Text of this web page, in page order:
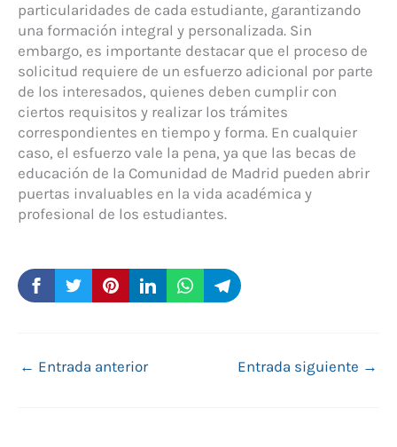
particularidades de cada estudiante, garantizando
una formación integral y personalizada. Sin
embargo, es importante destacar que el proceso de
solicitud requiere de un esfuerzo adicional por parte
de los interesados, quienes deben cumplir con
ciertos requisitos y realizar los trámites
correspondientes en tiempo y forma. En cualquier
caso, el esfuerzo vale la pena, ya que las becas de
educación de la Comunidad de Madrid pueden abrir
puertas invaluables en la vida académica y
profesional de los estudiantes.
← Entrada anterior Entrada siguiente →